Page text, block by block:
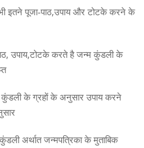
इतने पूजा-पाठ,उपाय और टोटके करने के
उपाय,टोटके करते है जन्म कुंडली के
के ग्रहों के अनुसार उपाय करने
अर्थात जन्मपत्रिका के मुताबिक